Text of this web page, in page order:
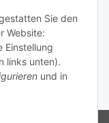
Sie den
Website:
Einstellung
links unten).
und in